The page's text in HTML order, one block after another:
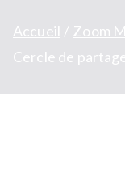
Accueil
Zoom
Cercle de